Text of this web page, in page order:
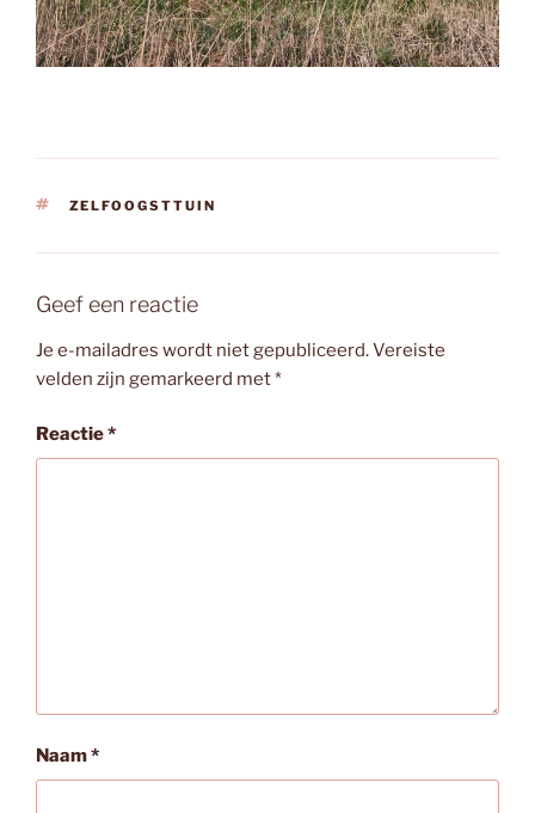
TAGS
ZELFOOGSTTUIN
Geef een reactie
Je e-mailadres wordt niet gepubliceerd.Vereiste
velden zijn gemarkeerd met*
Reactie*
Naam*